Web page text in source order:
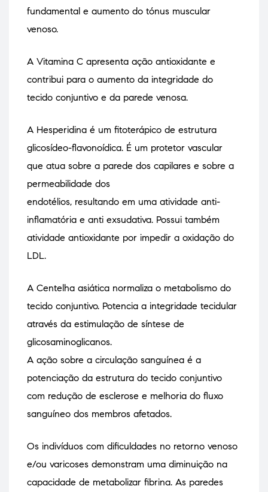
fundamental e aumento do tónus muscular
venoso.
A Vitamina C apresenta ação antioxidante e
contribui para o aumento da integridade do
tecido conjuntivo e da parede venosa.
A Hesperidina é um fitoterápico de estrutura
glicosídeo-flavonoídica. É um protetor vascular
que atua sobre a parede dos capilares e sobre a
permeabilidade dos
endotélios, resultando em uma atividade anti-
inflamatória e anti exsudativa. Possui também
atividade antioxidante por impedir a oxidação do
LDL.
A Centelha asiática normaliza o metabolismo do
tecido conjuntivo. Potencia a integridade tecidular
através da estimulação de síntese de
glicosaminoglicanos.
A ação sobre a circulação sanguínea é a
potenciação da estrutura do tecido conjuntivo
com redução de esclerose e melhoria do fluxo
sanguíneo dos membros afetados.
Os indivíduos com dificuldades no retorno venoso
e/ou varicoses demonstram uma diminuição na
capacidade de metabolizar fibrina. As paredes